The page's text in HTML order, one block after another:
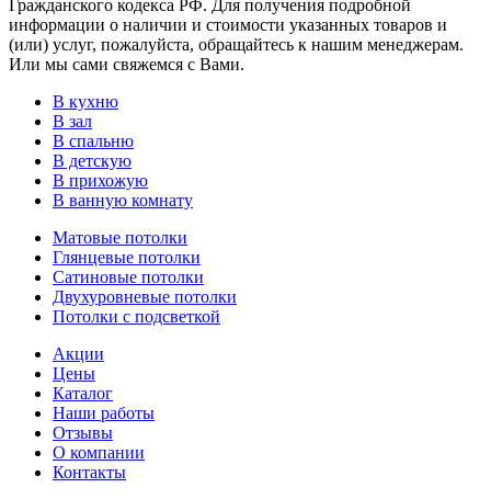
Гражданского кодекса РФ. Для получения подробной
информации о наличии и стоимости указанных товаров и
(или) услуг, пожалуйста, обращайтесь к нашим менеджерам.
Или мы сами свяжемся с Вами.
В кухню
В зал
В спальню
В детскую
В прихожую
В ванную комнату
Матовые потолки
Глянцевые потолки
Сатиновые потолки
Двухуровневые потолки
Потолки с подсветкой
Акции
Цены
Каталог
Наши работы
Отзывы
О компании
Контакты